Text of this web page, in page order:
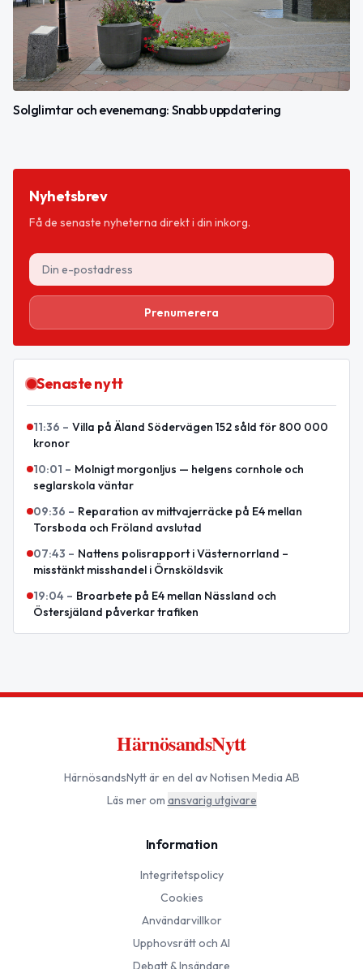
Solglimtar och evenemang: Snabb uppdatering
Nyhetsbrev
Få de senaste nyheterna direkt i din inkorg.
Prenumerera
Senaste nytt
11:36 – Villa på Äland Södervägen 152 såld för 800 000
kronor
10:01 – Molnigt morgonljus — helgens cornhole och
seglarskola väntar
09:36 – Reparation av mittvajerräcke på E4 mellan
Torsboda och Fröland avslutad
07:43 – Nattens polisrapport i Västernorrland –
misstänkt misshandel i Örnsköldsvik
19:04 – Broarbete på E4 mellan Nässland och
Östersjäland påverkar trafiken
HärnösandsNytt
HärnösandsNyttär en del av Notisen Media AB
Läs mer om ansvarig utgivare
Information
Integritetspolicy
Cookies
Användarvillkor
Upphovsrätt och AI
Debatt & Insändare